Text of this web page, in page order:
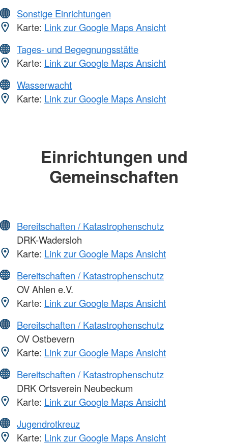
Sonstige Einrichtungen
Karte: Link zur Google Maps Ansicht
Tages- und Begegnungsstätte
Karte: Link zur Google Maps Ansicht
Wasserwacht
Karte: Link zur Google Maps Ansicht
Einrichtungen und
Gemeinschaften
Bereitschaften / Katastrophenschutz
DRK-Wadersloh
Karte: Link zur Google Maps Ansicht
Bereitschaften / Katastrophenschutz
OV Ahlen e.V.
Karte: Link zur Google Maps Ansicht
Bereitschaften / Katastrophenschutz
OV Ostbevern
Karte: Link zur Google Maps Ansicht
Bereitschaften / Katastrophenschutz
DRK Ortsverein Neubeckum
Karte: Link zur Google Maps Ansicht
Jugendrotkreuz
Karte: Link zur Google Maps Ansicht